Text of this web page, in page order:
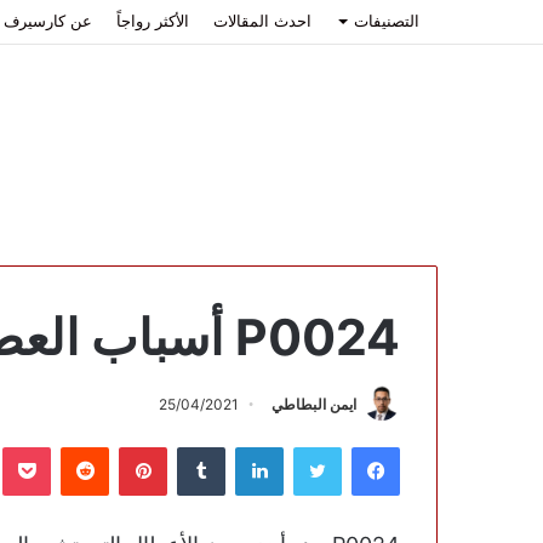
التصنيفات احدث المقالات الأكثر رواجاً عن كارسيرف
P0024 أسباب العطل وكيفية الإصلاح
ايمن البطاطي 25/04/2021
فيسبوك تويتر لينكدإن بينتيريست